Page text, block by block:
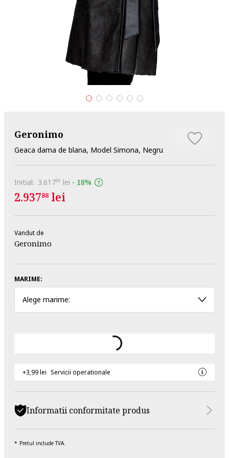
Geronimo
Geaca dama de blana, Model Simona, Negru
Initial: 3.61790 lei - 18%
2.93788 lei
Vandut de
Geronimo
MARIME:
Alege marime:
+3,99 lei Servicii operationale
Informatii conformitate produs
Pretul include TVA.